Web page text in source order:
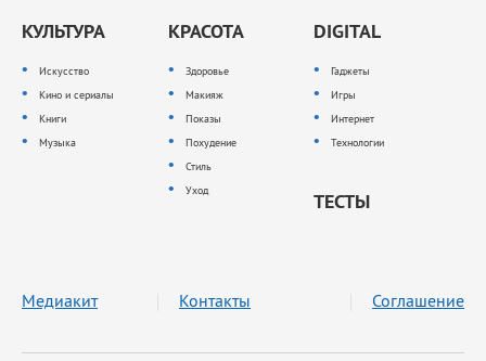
КУЛЬТУРА
Искусство
Кино и сериалы
Книги
Музыка
КРАСОТА
Здоровье
Макияж
Показы
Похудение
Стиль
Уход
DIGITAL
Гаджеты
Игры
Интернет
Технологии
ТЕСТЫ
Медиакит Контакты Соглашение